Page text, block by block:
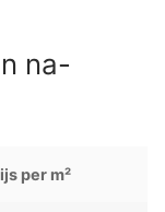
na-
per m²